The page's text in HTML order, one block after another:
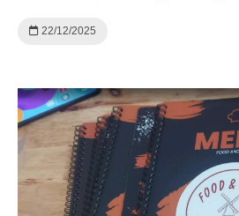
22/12/2025